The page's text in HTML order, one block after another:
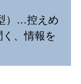
）…控えめ
、情報を